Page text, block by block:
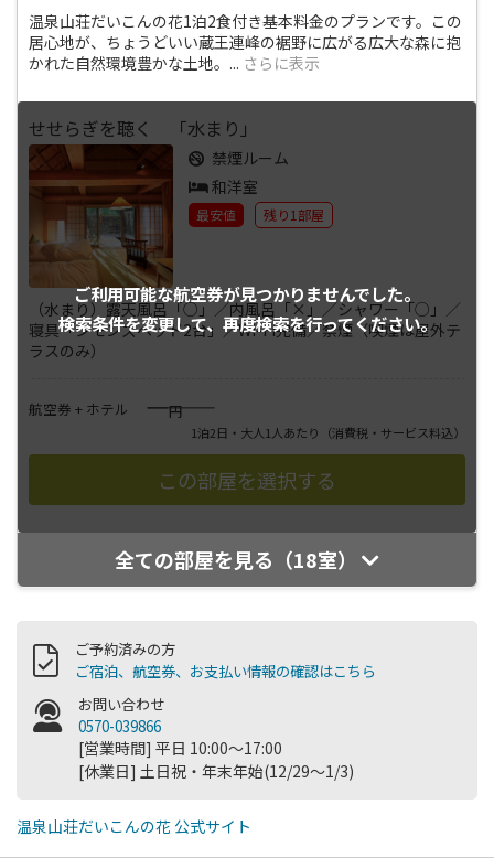
温泉山荘だいこんの花1泊2食付き基本料金のプランです。この
居心地が、ちょうどいい蔵王連峰の裾野に広がる広大な森に抱
かれた自然環境豊かな土地。 ... さらに表示
ご利用可能な航空券が見つかりませんでした。
検索条件を変更して、 再度検索を行ってください。
せせらぎを聴く 「水まり」
禁煙ルーム
和洋室
最安値 残り1部屋
（水まり）露天風呂「○」／内風呂「×」／シャワー「○」／
寝具「シモンズベッド2台」／Wi-Fi完備／禁煙（喫煙は屋外テ
ラスのみ）
航空券 + ホテル ――――円
1泊2日・大人1人あたり （消費税・サービス料込）
全ての部屋を見る（18室）
ご予約済みの方
ご宿泊、航空券、お支払い情報の確認はこちら
お問い合わせ
0570-039866
[営業時間] 平日 10:00～17:00
[休業日] 土日祝・年末年始(12/29～1/3)
温泉山荘だいこんの花 公式サイト